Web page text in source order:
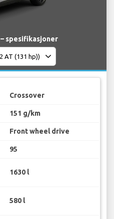
spesifikasjoner
Crossover
151 g/km
Front wheel drive
95
1630 l
580 l